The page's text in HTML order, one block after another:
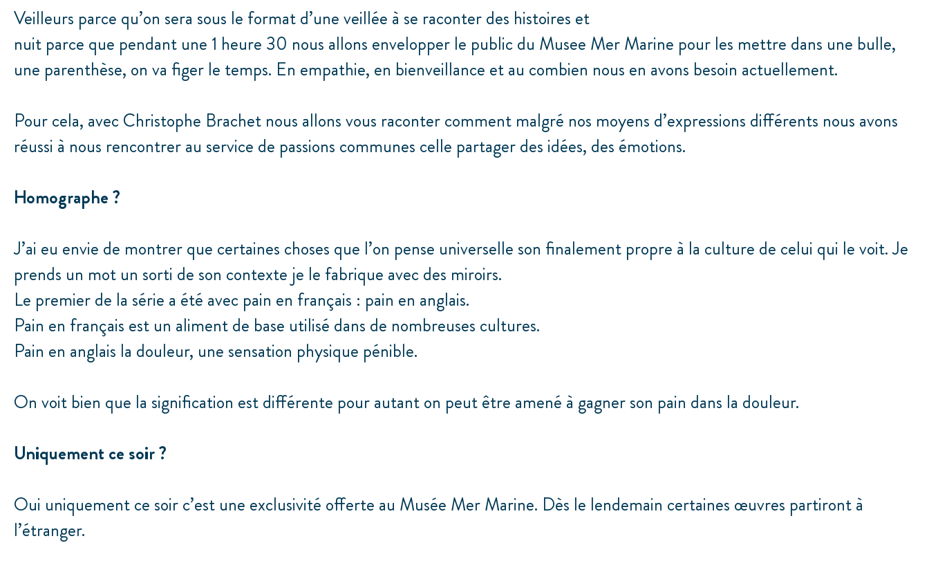
Veilleurs parce qu’on sera sous le format d’une veillée à se raconter des histoires et
nuit parce que pendant une 1 heure 30 nous allons envelopper le public du Musee Mer Marine pour les mettre dans une bulle,
une parenthèse, on va figer le temps. En empathie, en bienveillance et au combien nous en avons besoin actuellement.
Pour cela, avec Christophe Brachet nous allons vous raconter comment malgré nos moyens d’expressions différents nous avons
réussi à nous rencontrer au service de passions communes celle partager des idées, des émotions.
Homographe?
J’ai eu envie de montrer que certaines choses que l’on pense universelle son finalement propre à la culture de celui qui le voit. Je
prends un mot un sorti de son contexte je le fabrique avec des miroirs.
Le premier de la série a été avec pain en français : pain en anglais.
Pain en français est un aliment de base utilisé dans de nombreuses cultures.
Pain en anglais la douleur, une sensation physique pénible.
On voit bien que la signification est différente pour autant on peut être amené à gagner son pain dans la douleur.
Uniquement ce soir ?
Oui uniquement ce soir c’est une exclusivité offerte au Musée Mer Marine. Dès le lendemain certaines œuvres partiront à
l’étranger.